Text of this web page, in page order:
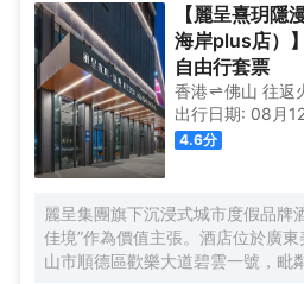
業廣場（佛山市禪城區人民西路13
場中心，緊靠廣東省婦幼保健院
新天地、距離祖廟步行街、東方購
店距離廣佛線祖廟地鐵站步行約10
鐵站車程約30分鐘可到達。 酒店為
及行政套房，在行政套房中通過多
用，設計了麗怡品牌獨有的X-
人羣塑造多功能的便捷體驗，並提
間均為落地窗，客人提供不同需求
有1000㎡獨立停車場、為住客店
全功能會議室和24小時健身房，
滿足您的休閒和商務需求。
【麗呈熹玥隱
海岸plus店）
自由行套票
香港 佛山 往返
出行日期: 08月
4.6分
麗呈集團旗下沉浸式城市度假品牌
佳境”作為價值主張。酒店位於廣
山市順德區歡樂大道碧雲一號，毗